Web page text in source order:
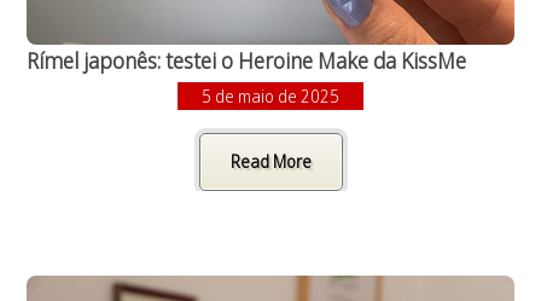
Rímel japonês: testei o Heroine Make da KissMe
5 de maio de 2025
Read More